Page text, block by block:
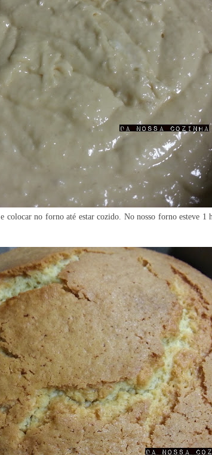
colocar no forno até estar cozido. No nosso forno esteve 1